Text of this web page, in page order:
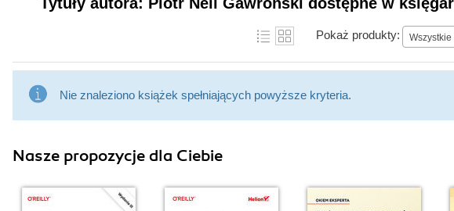
Pokaż produkty: Wszystkie
Nie znaleziono książek spełniających powyższe kryteria.
Nasze propozycje dla Ciebie